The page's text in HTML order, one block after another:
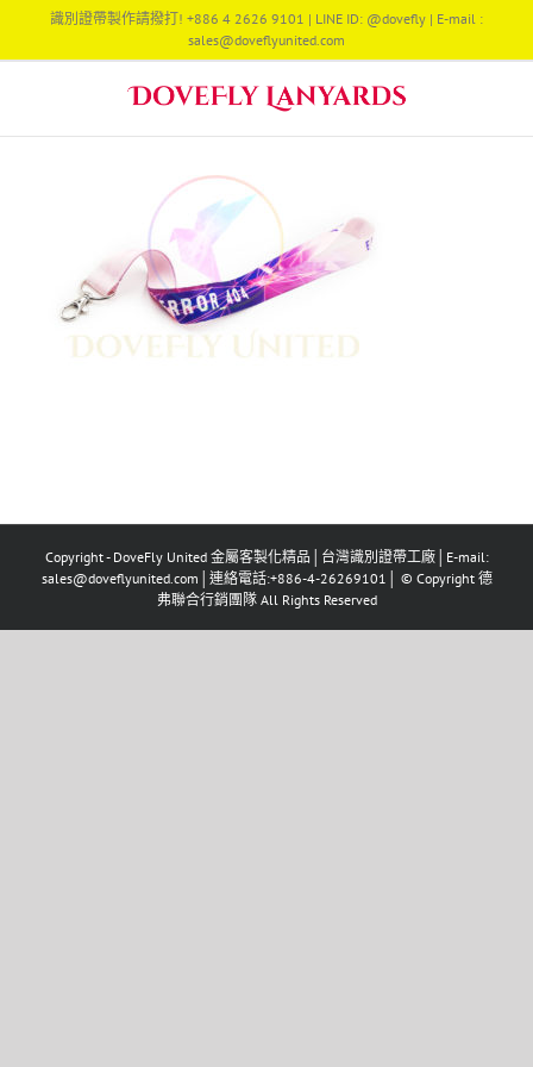
content
識別證帶製作請撥打! +886 4 2626 9101 | LINE ID: @dovefly | E-mail :
sales@doveflyunited.com
Copyright - DoveFly United 金屬客製化精品│台灣識別證帶工廠│E-mail:
sales@doveflyunited.com│連絡電話:+886-4-26269101│ © Copyright 德
弗聯合行銷團隊 All Rights Reserved